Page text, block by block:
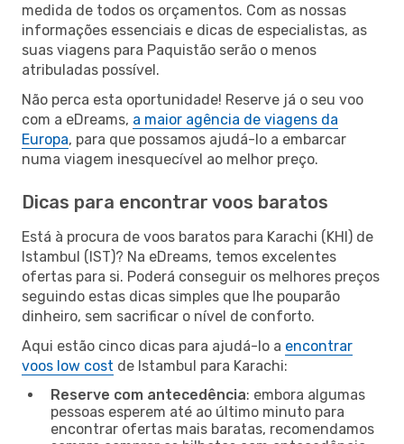
medida de todos os orçamentos. Com as nossas
informações essenciais e dicas de especialistas, as
suas viagens para Paquistão serão o menos
atribuladas possível.
Não perca esta oportunidade! Reserve já o seu voo
com a eDreams, a maior agência de viagens da
Europa, para que possamos ajudá-lo a embarcar
numa viagem inesquecível ao melhor preço.
Dicas para encontrar voos baratos
Está à procura de voos baratos para Karachi (KHI) de
Istambul (IST)? Na eDreams, temos excelentes
ofertas para si. Poderá conseguir os melhores preços
seguindo estas dicas simples que lhe pouparão
dinheiro, sem sacrificar o nível de conforto.
Aqui estão cinco dicas para ajudá-lo a encontrar
voos low cost de Istambul para Karachi:
Reserve com antecedência: embora algumas
pessoas esperem até ao último minuto para
encontrar ofertas mais baratas, recomendamos